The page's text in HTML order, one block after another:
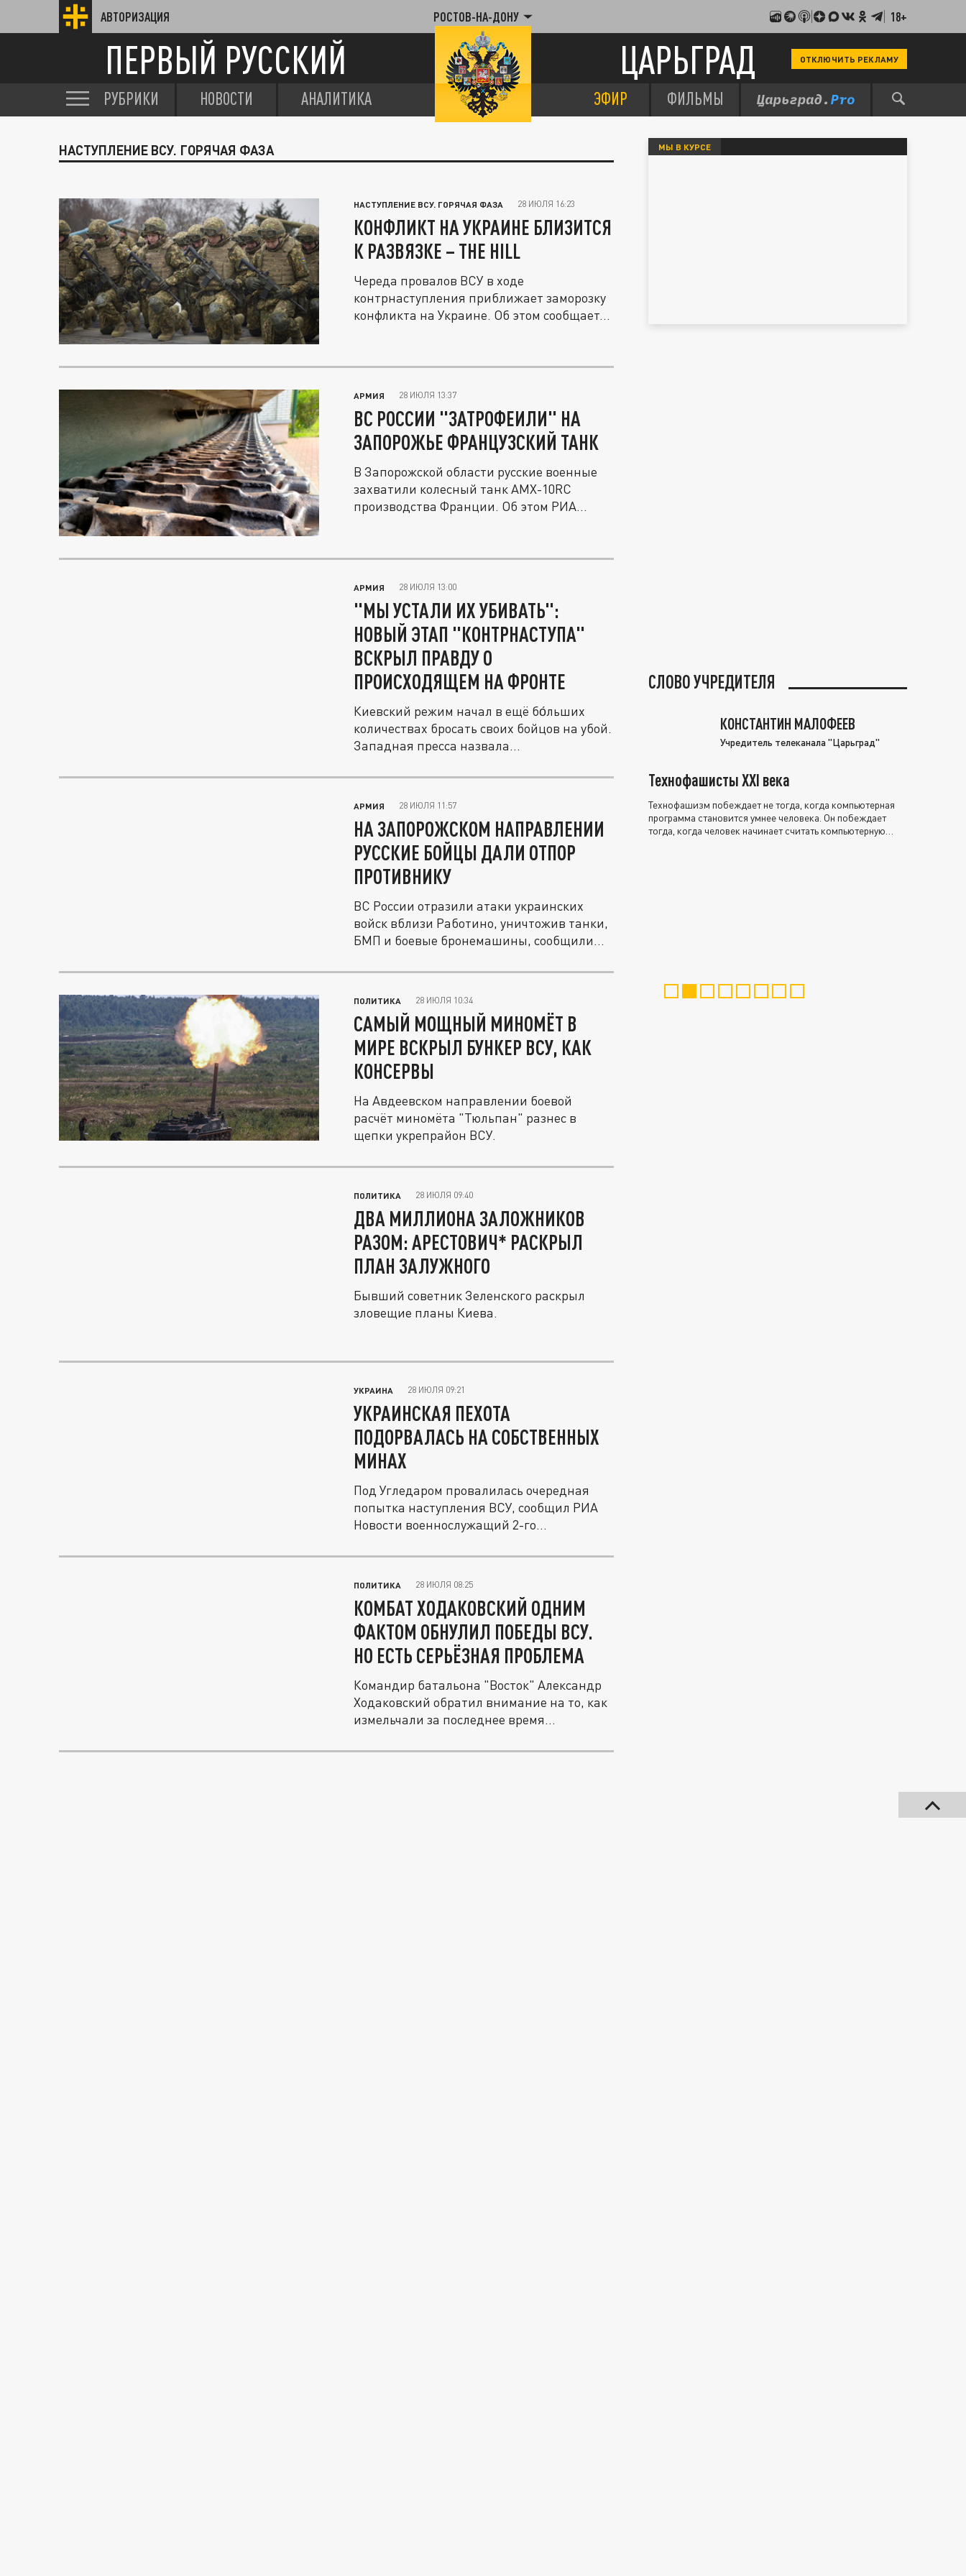
АВТОРИЗАЦИЯ РОСТОВ-НА-ДОНУ 18+
ПЕРВЫЙ РУССКИЙ ЦАРЬГРАД ОТКЛЮЧИТЬ РЕКЛАМУ
РУБРИКИ НОВОСТИ АНАЛИТИКА ЭФИР ФИЛЬМЫ
НАСТУПЛЕНИЕ ВСУ. ГОРЯЧАЯ ФАЗА
НАСТУПЛЕНИЕ ВСУ. ГОРЯЧАЯ ФАЗА 28 ИЮЛЯ 16:23
КОНФЛИКТ НА УКРАИНЕ БЛИЗИТСЯ
К РАЗВЯЗКЕ – THE HILL
Череда провалов ВСУ в ходе
контрнаступления приближает заморозку
конфликта на Украине. Об этом сообщает...
АРМИЯ 28 ИЮЛЯ 13:37
ВС РОССИИ "ЗАТРОФЕИЛИ" НА
ЗАПОРОЖЬЕ ФРАНЦУЗСКИЙ ТАНК
В Запорожской области русские военные
захватили колесный танк AMX-10RC
производства Франции. Об этом РИА...
АРМИЯ 28 ИЮЛЯ 13:00
"МЫ УСТАЛИ ИХ УБИВАТЬ":
НОВЫЙ ЭТАП "КОНТРНАСТУПА"
ВСКРЫЛ ПРАВДУ О
ПРОИСХОДЯЩЕМ НА ФРОНТЕ
Киевский режим начал в ещё бо́льших
количествах бросать своих бойцов на убой.
Западная пресса назвала...
АРМИЯ 28 ИЮЛЯ 11:57
НА ЗАПОРОЖСКОМ НАПРАВЛЕНИИ
РУССКИЕ БОЙЦЫ ДАЛИ ОТПОР
ПРОТИВНИКУ
ВС России отразили атаки украинских
войск вблизи Работино, уничтожив танки,
БМП и боевые бронемашины, сообщили...
ПОЛИТИКА 28 ИЮЛЯ 10:34
САМЫЙ МОЩНЫЙ МИНОМЁТ В
МИРЕ ВСКРЫЛ БУНКЕР ВСУ, КАК
КОНСЕРВЫ
На Авдеевском направлении боевой
расчёт миномёта "Тюльпан" разнес в
щепки укрепрайон ВСУ.
ПОЛИТИКА 28 ИЮЛЯ 09:40
ДВА МИЛЛИОНА ЗАЛОЖНИКОВ
РАЗОМ: АРЕСТОВИЧ* РАСКРЫЛ
ПЛАН ЗАЛУЖНОГО
Бывший советник Зеленского раскрыл
зловещие планы Киева.
УКРАИНА 28 ИЮЛЯ 09:21
УКРАИНСКАЯ ПЕХОТА
ПОДОРВАЛАСЬ НА СОБСТВЕННЫХ
МИНАХ
Под Угледаром провалилась очередная
попытка наступления ВСУ, сообщил РИА
Новости военнослужащий 2-го...
ПОЛИТИКА 28 ИЮЛЯ 08:25
КОМБАТ ХОДАКОВСКИЙ ОДНИМ
ФАКТОМ ОБНУЛИЛ ПОБЕДЫ ВСУ.
НО ЕСТЬ СЕРЬЁЗНАЯ ПРОБЛЕМА
Командир батальона "Восток" Александр
Ходаковский обратил внимание на то, как
измельчали за последнее время...
МЫ В КУРСЕ
СЛОВО УЧРЕДИТЕЛЯ
КОНСТАНТИН МАЛОФЕЕВ
Учредитель телеканала "Царьград"
Технофашисты XXI века
Технофашизм побеждает не тогда, когда компьютерная
программа становится умнее человека. Он побеждает
тогда, когда человек начинает считать компьютерную